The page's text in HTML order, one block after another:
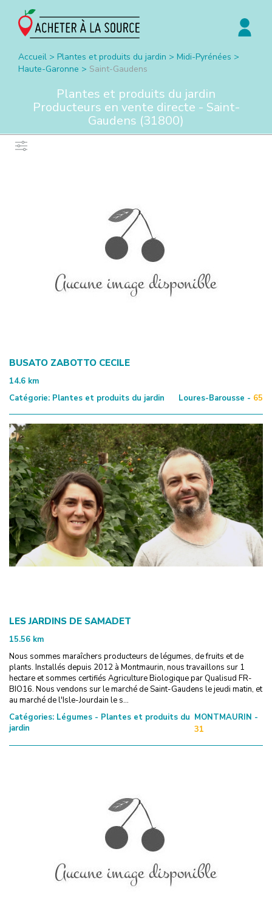
Accueil > Plantes et produits du jardin > Midi-Pyrénées >
Haute-Garonne > Saint-Gaudens
Plantes et produits du jardin
Producteurs en vente directe - Saint-
Gaudens (31800)
BUSATO ZABOTTO CECILE
14.6 km
Catégorie: Plantes et produits du jardin Loures-Barousse - 65
LES JARDINS DE SAMADET
15.56 km
Nous sommes maraîchers producteurs de légumes, de fruits et de
plants. Installés depuis 2012 à Montmaurin, nous travaillons sur 1
hectare et sommes certifiés Agriculture Biologique par Qualisud FR-
BIO16. Nous vendons sur le marché de Saint-Gaudens le jeudi matin, et
au marché de l'Isle-Jourdain le s...
Catégories: Légumes - Plantes et produits du
jardin
MONTMAURIN -
31